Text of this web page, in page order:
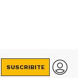
SUSCRIBITE